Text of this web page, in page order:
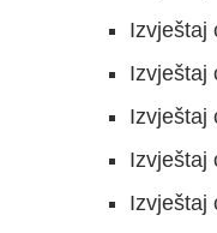
Izvještaj
Izvještaj
Izvještaj
Izvještaj
Izvještaj